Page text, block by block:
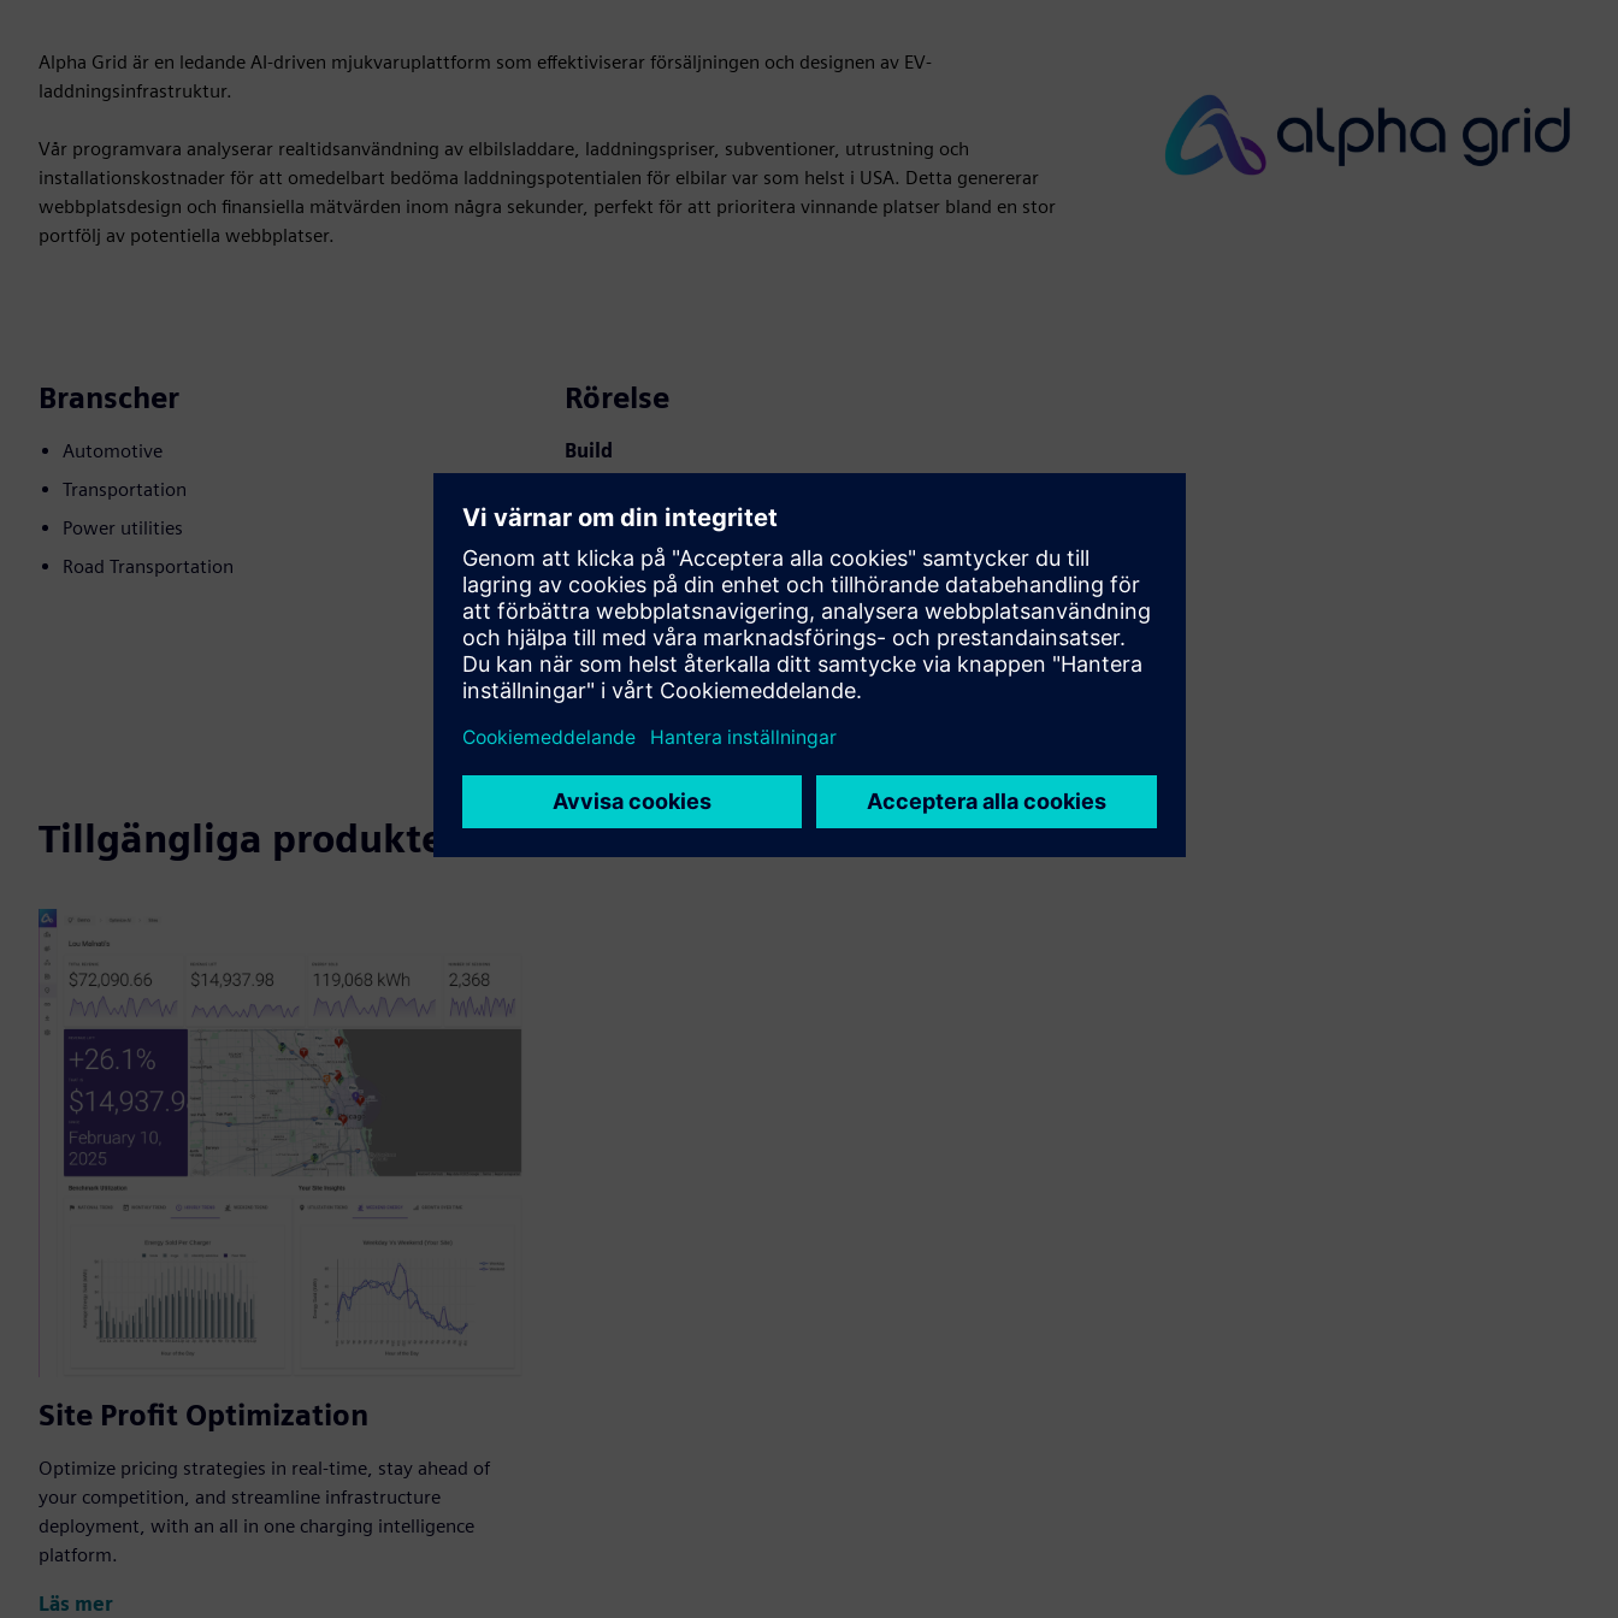
Alpha Grid är en ledande AI-driven mjukvaruplattform som effektiviserar försäljningen och designen av EV-
laddningsinfrastruktur.
Vår programvara analyserar realtidsanvändning av elbilsladdare, laddningspriser, subventioner, utrustning och
installationskostnader för att omedelbart bedöma laddningspotentialen för elbilar var som helst i USA. Detta genererar
webbplatsdesign och finansiella mätvärden inom några sekunder, perfekt för att prioritera vinnande platser bland en stor
portfölj av potentiella webbplatser.
Branscher
Automotive
Transportation
Power utilities
Road Transportation
Rörelse
Build
Utökar eller bygger på en Siemens Xcelerator
produkt/lösning genom att skapa en ny produkt, eller
skapar en ny kundlösning via integration av Siemens
Xcelerator produkt och egen produkt
Sell
Återförsälj/samsälj programvara och digitalaktiverad HW
på Siemens Xcelerator
Tillgängliga produkter
Site Profit Optimization
Optimize pricing strategies in real-time, stay ahead of
your competition, and streamline infrastructure
deployment, with an all in one charging intelligence
platform.
Läs mer